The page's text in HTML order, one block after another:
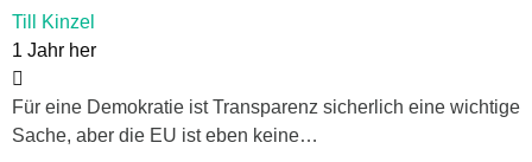
Till Kinzel
1 Jahr her
Für eine Demokratie ist Transparenz sicherlich eine wichtige
Sache, aber die EU ist eben keine…